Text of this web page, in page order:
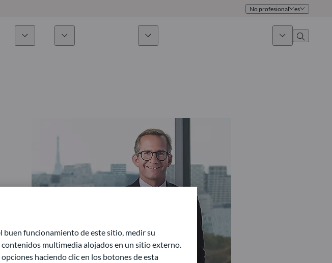
No profesional es
funcionamiento de este sitio, medir su
multimedia alojados en un sitio externo.
haciendo clic en los botones de esta